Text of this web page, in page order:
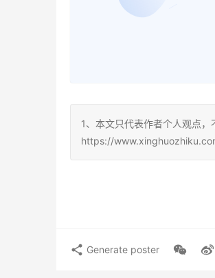
1、本文只代表作者个人观点，
https://
Generate poster